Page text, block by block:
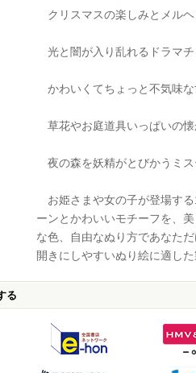
クリスマスの楽しみとメル
光と闇が入り乱れるドラマ
かわいくてちょっと不気味
草花やお庭道具いっぱいの
夜の森を妖精がとびかうミ
お姫さまや女の子が登場す
ーンとかわいいモチーフを、
な色、自由なぬり方であなた
開きにしやすいぬり絵に適した
る